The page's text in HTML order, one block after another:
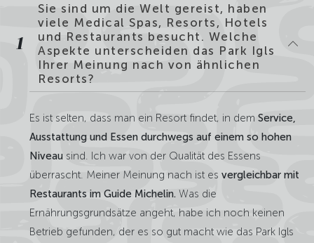
1
Sie sind um die Welt gereist, haben
viele Medical Spas, Resorts, Hotels
und Restaurants besucht. Welche
Aspekte unterscheiden das Park Igls
Ihrer Meinung nach von ähnlichen
Resorts?
Es ist selten, dass man ein Resort findet, in dem Service,
Ausstattung und Essen durchwegs auf einem so hohen
Niveau sind. Ich war von der Qualität des Essens
überrascht. Meiner Meinung nach ist es vergleichbar mit
Restaurants im Guide Michelin. Was die
Ernährungsgrundsätze angeht, habe ich noch keinen
Betrieb gefunden, der es so gut macht wie das Park Igls